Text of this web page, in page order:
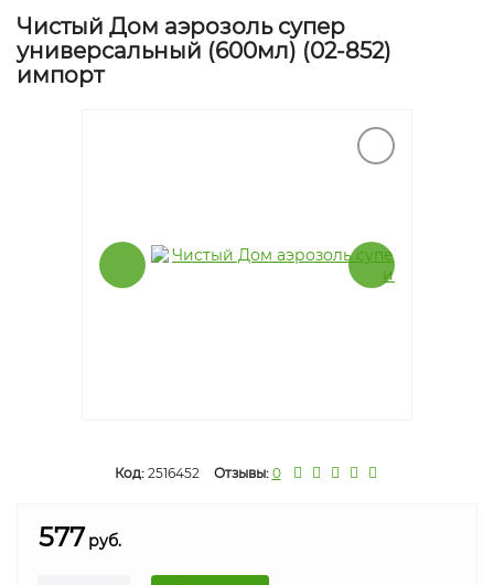
Чистый Дом аэрозоль супер
универсальный (600мл) (02-852)
импорт
Код: 2516452 Отзывы: 0
577 руб.